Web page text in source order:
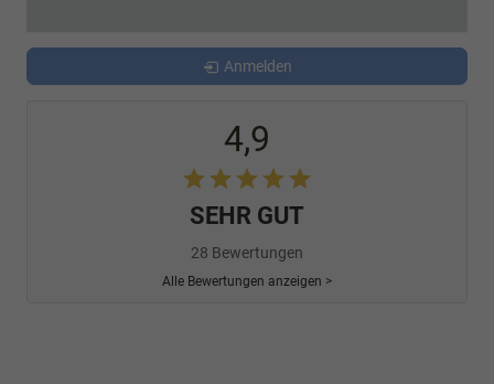
Anmelden
4,9
SEHR GUT
28 Bewertungen
Alle Bewertungen anzeigen >